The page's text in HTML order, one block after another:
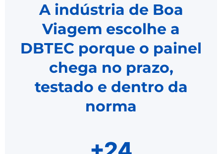
A indústria de Boa
Viagem escolhe a
DBTEC porque o painel
chega no prazo,
testado e dentro da
norma